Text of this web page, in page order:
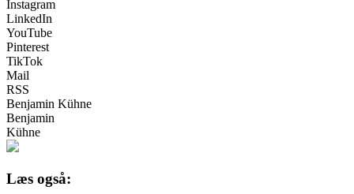
Instagram
LinkedIn
YouTube
Pinterest
TikTok
Mail
RSS
Benjamin Kühne
Benjamin
Kühne
Læs også: